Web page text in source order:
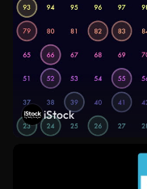
iStock